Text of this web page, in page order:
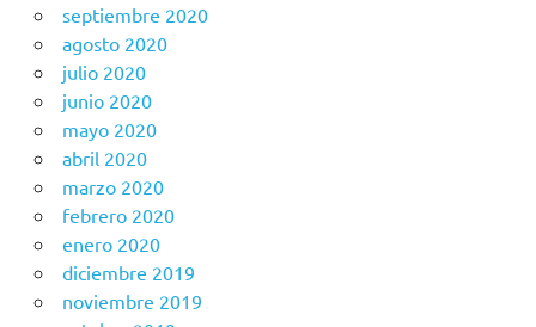
septiembre 2020
agosto 2020
julio 2020
junio 2020
mayo 2020
abril 2020
marzo 2020
febrero 2020
enero 2020
diciembre 2019
noviembre 2019